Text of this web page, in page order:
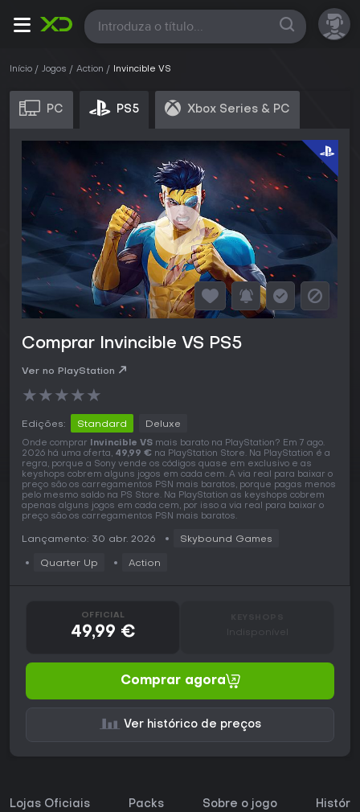
Todas
Início Jogos Action Invincible VS
PC PS5 Xbox Series & PC
Comprar Invincible VS PS5
Ver no PlayStation
★★★★★
Edições: Standard Deluxe
Onde comprar Invincible VS mais barato na PlayStation? Em 7 ago.
2026 há uma oferta, 49,99 € na PlayStation Store. Na PlayStation é a
regra, porque a Sony vende os códigos quase em exclusivo e as
keyshops cobrem alguns jogos em cada cem. A via real para baixar o
preço são os carregamentos PSN mais baratos, porque pagas menos
pelo mesmo saldo na PS Store. Na PlayStation as keyshops cobrem
apenas alguns jogos em cada cem, por isso a via real para baixar o
preço são os carregamentos PSN mais baratos.
Lançamento: 30 abr. 2026 Skybound Games
Quarter Up Action
OFFICIAL
49,99 € Indisponível
Comprar agora
Ver histórico de preços
Lojas Oficiais Packs Sobre o jogo